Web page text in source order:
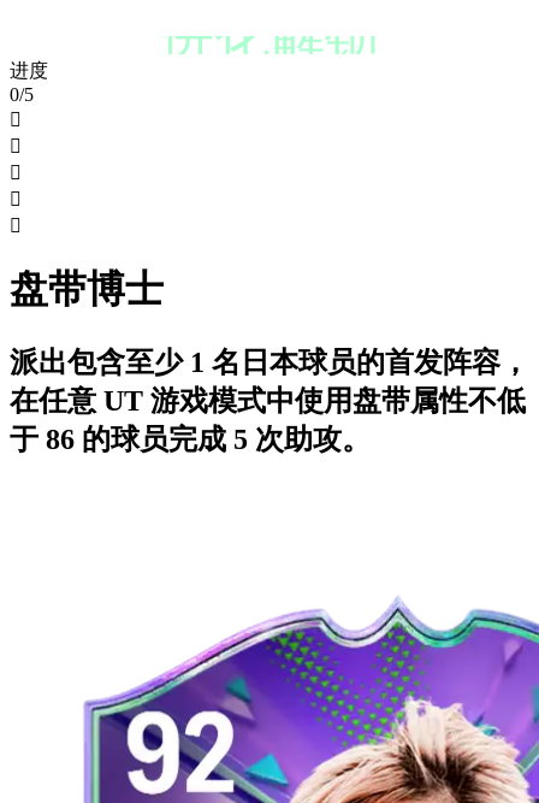
进化解锁
进度
0/5





盘带博士
派出包含至少 1 名日本球员的首发阵容，
在任意 UT 游戏模式中使用盘带属性不低
于 86 的球员完成 5 次助攻。